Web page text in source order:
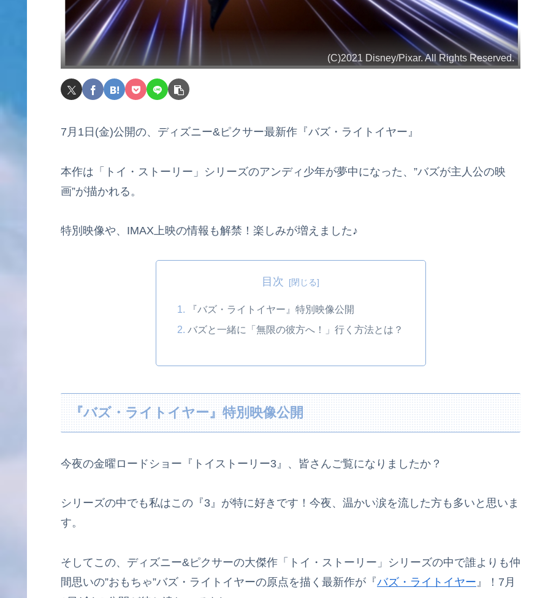
(C)2021 Disney/Pixar. All Rights Reserved.
7月1日(金)公開の、ディズニー&ピクサー最新作『バズ・ライトイヤー』
本作は「トイ・ストーリー」シリーズのアンディ少年が夢中になった、”バズが主人公の映
画”が描かれる。
特別映像や、IMAX上映の情報も解禁！楽しみが増えました♪
目次
『バズ・ライトイヤー』特別映像公開
バズと一緒に「無限の彼方へ！」行く方法とは？
『バズ・ライトイヤー』特別映像公開
今夜の金曜ロードショー『トイストーリー3』、皆さんご覧になりましたか？
シリーズの中でも私はこの『3』が特に好きです！今夜、温かい涙を流した方も多いと思いま
す。
そしてこの、ディズニー&ピクサーの大傑作「トイ・ストーリー」シリーズの中で誰よりも仲
間思いの”おもちゃ”バズ・ライトイヤーの原点を描く最新作が『バズ・ライトイヤー 』！7月